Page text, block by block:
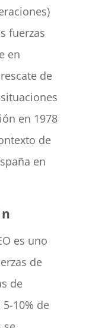
fuerzas
en
de
en 1978
de
en
es uno
de
de
10% de